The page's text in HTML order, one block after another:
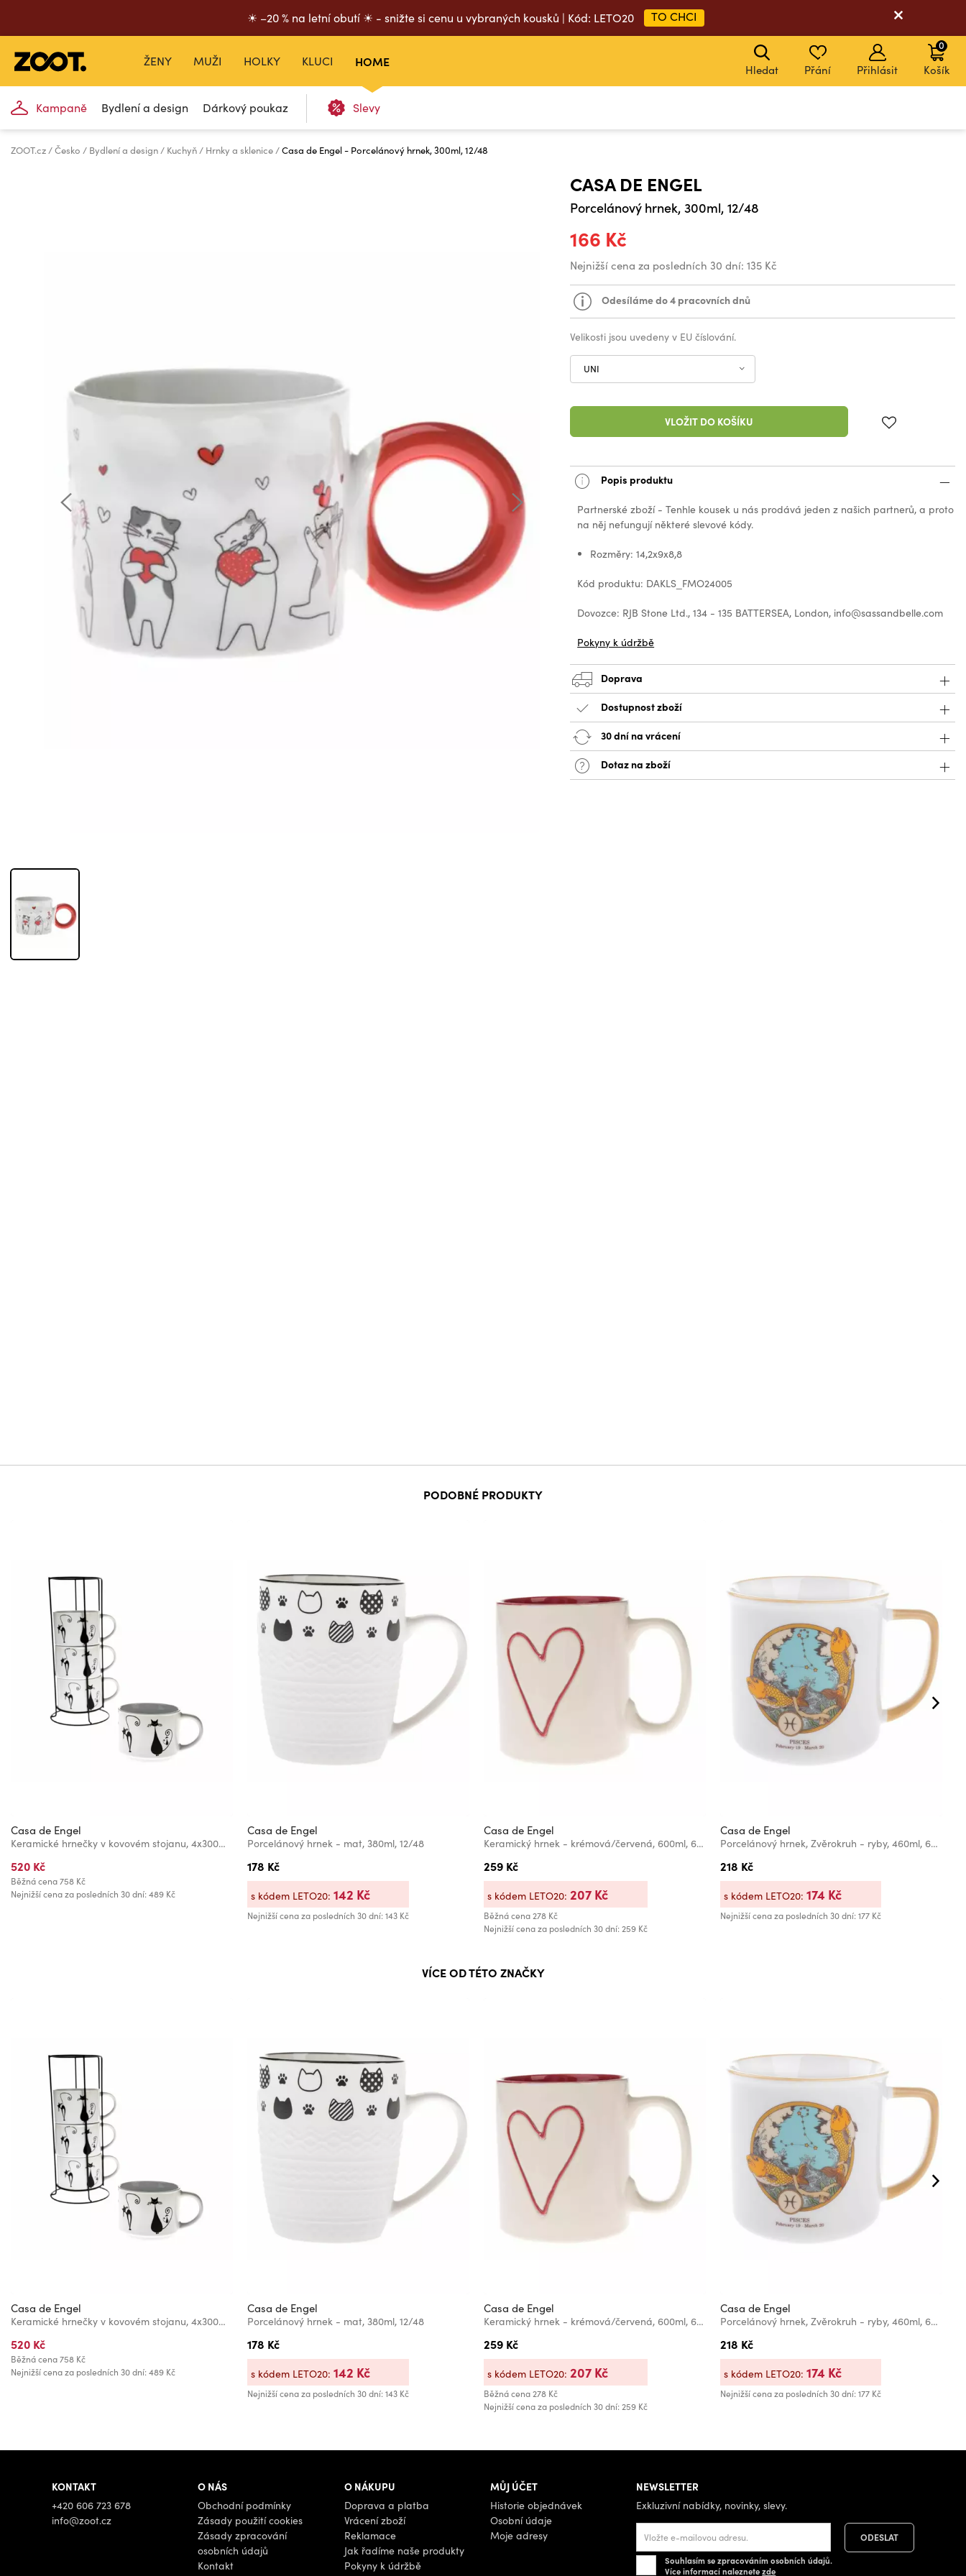
☀ –20 % na letní obutí ☀ - snižte si cenu u vybraných kousků | Kód: LETO20 TO CHCI
ŽENY MUŽI HOLKY KLUCI HOME
Kampaně Bydlení a design Dárkový poukaz Slevy
Hledat Přání Přihlásit Košík
0
ZOOT.cz Česko Bydlení a design Kuchyň Hrnky a sklenice Casa de Engel - Porcelánový hrnek, 300ml, 12/48
CASA DE ENGEL
Porcelánový hrnek, 300ml, 12/48
166 Kč
Nejnižší cena za posledních 30 dní: 135 Kč
Odesíláme do 4 pracovních dnů
Velikosti jsou uvedeny v EU číslování.
UNI
VLOŽIT DO KOŠÍKU
Popis produktu
Partnerské zboží - Tenhle kousek u nás prodává jeden z našich partnerů, a proto
na něj nefungují některé slevové kódy.
Rozměry: 14,2x9x8,8
Kód produktu: DAKLS_FMO24005
Dovozce: RJB Stone Ltd., 134 - 135 BATTERSEA, London, info@sassandbelle.com
Pokyny k údržbě
Doprava
Dostupnost zboží
30 dní na vrácení
Dotaz na zboží
PODOBNÉ PRODUKTY
Casa de Engel
Keramické hrnečky v kovovém stojanu, 4x300ml, 1/9
520 Kč
Běžná cena758 Kč
Nejnižší cena za posledních 30 dní: 489 Kč
Casa de Engel
Porcelánový hrnek - mat, 380ml, 12/48
178 Kč
Nejnižší cena za posledních 30 dní: 143 Kč
s kódem LETO20: 142 Kč
Casa de Engel
Keramický hrnek - krémová/červená, 600ml, 6/24
259 Kč
Běžná cena278 Kč
Nejnižší cena za posledních 30 dní: 259 Kč
s kódem LETO20: 207 Kč
Casa de Engel
Porcelánový hrnek, Zvěrokruh - ryby, 460ml, 6/36
218 Kč
Nejnižší cena za posledních 30 dní: 177 Kč
s kódem LETO20: 174 Kč
VÍCE OD TÉTO ZNAČKY
Casa de Engel
Keramické hrnečky v kovovém stojanu, 4x300ml, 1/9
520 Kč
Běžná cena758 Kč
Nejnižší cena za posledních 30 dní: 489 Kč
Casa de Engel
Porcelánový hrnek - mat, 380ml, 12/48
178 Kč
Nejnižší cena za posledních 30 dní: 143 Kč
s kódem LETO20: 142 Kč
Casa de Engel
Keramický hrnek - krémová/červená, 600ml, 6/24
259 Kč
Běžná cena278 Kč
Nejnižší cena za posledních 30 dní: 259 Kč
s kódem LETO20: 207 Kč
Casa de Engel
Porcelánový hrnek, Zvěrokruh - ryby, 460ml, 6/36
218 Kč
Nejnižší cena za posledních 30 dní: 177 Kč
s kódem LETO20: 174 Kč
KONTAKT
+420 606 723 678
info@zoot.cz
O NÁS
Obchodní podmínky
Zásady použití cookies
Zásady zpracování
osobních údajů
Kontakt
O NÁKUPU
Doprava a platba
Vrácení zboží
Reklamace
Jak řadíme naše produkty
Pokyny k údržbě
MŮJ ÚČET
Historie objednávek
Osobní údaje
Moje adresy
NEWSLETTER
Exkluzivní nabídky, novinky, slevy.
Souhlasím se zpracováním osobních údajů.
Více informací naleznetezde